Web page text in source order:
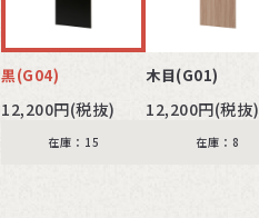
黒(G04)
12,200円(税抜)
在庫：15
木目(G01)
12,200円(税抜)
在庫：8